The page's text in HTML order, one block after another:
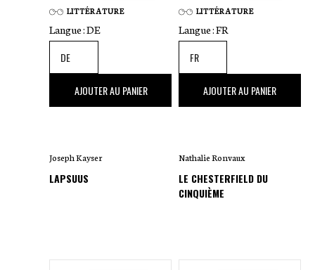
LITTÉRATURE
Langue :DE
,00 €
AJOUTER AU PANIER
Joseph Kayser
LAPSUUS
LITTÉRATURE
Langue :FR
,00 €
AJOUTER AU PANIER
Nathalie Ronvaux
LE CHESTERFIELD DU
CINQUIÈME